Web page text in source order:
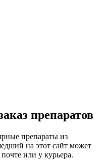
препаратов
препараты из
на этот сайт может
или у курьера.